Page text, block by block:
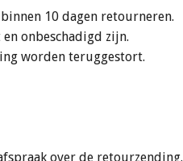
10 dagen retourneren.
onbeschadigd zijn.
worden teruggestort.
over de retourzending.